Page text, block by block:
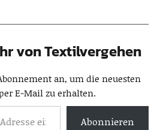
von Textilvergehen
an, um die neuesten
E-Mail zu erhalten.
Abonnieren